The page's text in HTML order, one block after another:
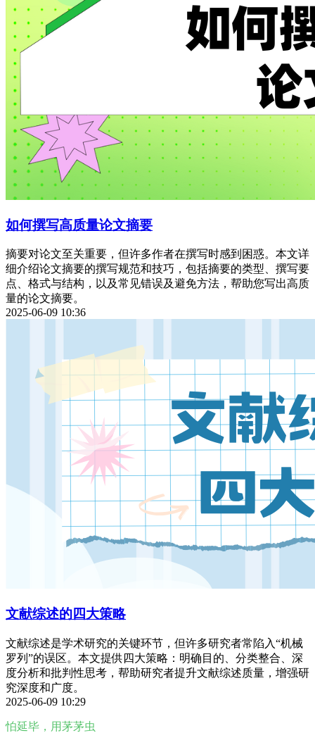
如何撰写高质量论文摘要
摘要对论文至关重要，但许多作者在撰写时感到困惑。本文详
细介绍论文摘要的撰写规范和技巧，包括摘要的类型、撰写要
点、格式与结构，以及常见错误及避免方法，帮助您写出高质
量的论文摘要。
2025-06-09 10:36
文献综述的四大策略
文献综述是学术研究的关键环节，但许多研究者常陷入“机械
罗列”的误区。本文提供四大策略：明确目的、分类整合、深
度分析和批判性思考，帮助研究者提升文献综述质量，增强研
究深度和广度。
2025-06-09 10:29
怕延毕，用茅茅虫